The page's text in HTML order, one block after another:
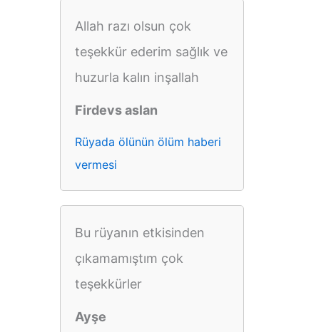
Allah razı olsun çok
teşekkür ederim sağlık ve
huzurla kalın inşallah
Firdevs aslan
Rüyada ölünün ölüm haberi
vermesi
Bu rüyanın etkisinden
çıkamamıştım çok
teşekkürler
Ayşe